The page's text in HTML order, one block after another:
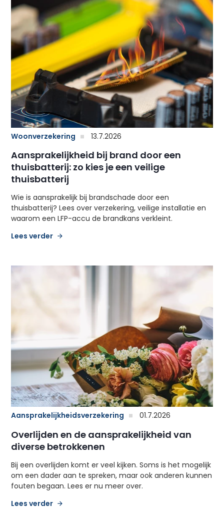
Woonverzekering 13.7.2026
Aansprakelijkheid bij brand door een
thuisbatterij: zo kies je een veilige
thuisbatterij
Wie is aansprakelijk bij brandschade door een
thuisbatterij? Lees over verzekering, veilige installatie en
waarom een LFP-accu de brandkans verkleint.
Lees verder
Aansprakelijkheidsverzekering 01.7.2026
Overlijden en de aansprakelijkheid van
diverse betrokkenen
Bij een overlijden komt er veel kijken. Soms is het mogelijk
om een dader aan te spreken, maar ook anderen kunnen
fouten begaan. Lees er nu meer over.
Lees verder